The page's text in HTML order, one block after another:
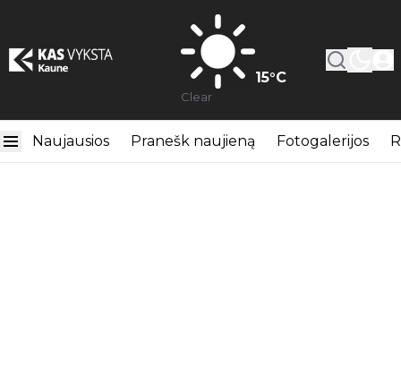
15°C
Clear
Naujausios Pranešk naujieną Fotogalerijos